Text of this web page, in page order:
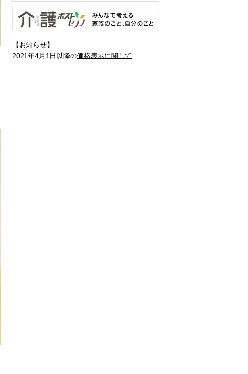
【お知らせ】
2021年4月1日以降の価格表示に関して